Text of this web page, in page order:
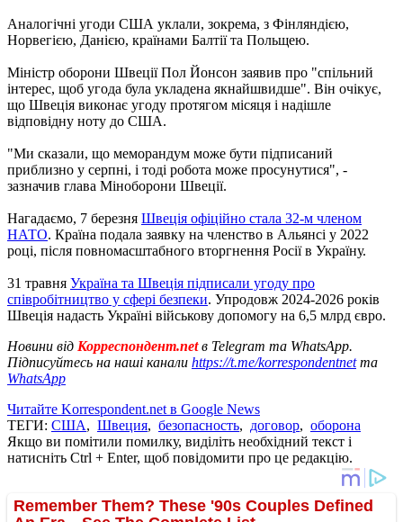
Аналогічні угоди США уклали, зокрема, з Фінляндією,
Норвегією, Данією, країнами Балтії та Польщею.
Міністр оборони Швеції Пол Йонсон заявив про "спільний
інтерес, щоб угода була укладена якнайшвидше". Він очікує,
що Швеція виконає угоду протягом місяця і надішле
відповідну ноту до США.
"Ми сказали, що меморандум може бути підписаний
приблизно у серпні, і тоді робота може просунутися", -
зазначив глава Міноборони Швеції.
Нагадаємо, 7 березня Швеція офіційно стала 32-м членом
НАТО. Країна подала заявку на членство в Альянсі у 2022
році, після повномасштабного вторгнення Росії в Україну.
31 травня Україна та Швеція підписали угоду про
співробітництво у сфері безпеки. Упродовж 2024-2026 років
Швеція надасть Україні військову допомогу на 6,5 млрд євро.
Новини від Корреспондент.netв Telegram та WhatsApp.
Підписуйтесь на наші канали https://t.me/korrespondentnetта
WhatsApp
Читайте Korrespondent.net в Google News
ТЕГИ: США, Швеция, безопасность, договор, оборона
Якщо ви помітили помилку, виділіть необхідний текст і
натисніть Ctrl + Enter, щоб повідомити про це редакцію.